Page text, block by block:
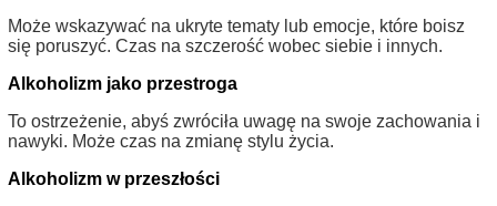
Może wskazywać na ukryte tematy lub emocje, które boisz
się poruszyć. Czas na szczerość wobec siebie i innych.
Alkoholizm jako przestroga
To ostrzeżenie, abyś zwróciła uwagę na swoje zachowania i
nawyki. Może czas na zmianę stylu życia.
Alkoholizm w przeszłości